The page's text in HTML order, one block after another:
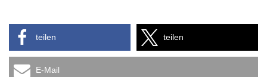
teilen teilen
E-Mail